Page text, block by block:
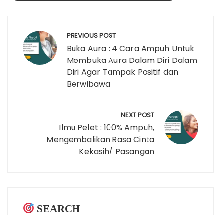
navigationPREVIOUS POST
Buka Aura : 4 Cara Ampuh Untuk
Membuka Aura Dalam Diri Dalam
Diri Agar Tampak Positif dan
Berwibawa
NEXT POST
Ilmu Pelet : 100% Ampuh,
Mengembalikan Rasa Cinta
Kekasih/ Pasangan
SEARCH